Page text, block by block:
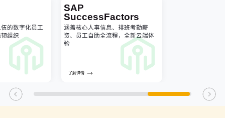
的数字化员工
组织
SAP
SuccessFactors
涵盖核心人事信息、排班考勤薪
资、员工自助全流程，全新云端体
验
了解详情